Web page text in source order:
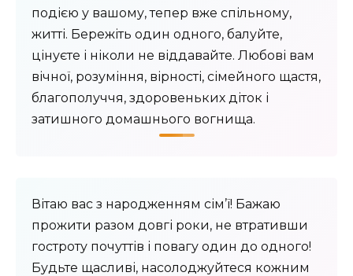
подією у вашому, тепер вже спільному,
житті. Бережіть один одного, балуйте,
цінуєте і ніколи не віддавайте. Любові вам
вічної, розуміння, вірності, сімейного щастя,
благополуччя, здоровеньких діток і
затишного домашнього вогнища.
Вітаю вас з народженням сім’ї! Бажаю
прожити разом довгі роки, не втративши
гостроту почуттів і повагу один до одного!
Будьте щасливі, насолоджуйтеся кожним